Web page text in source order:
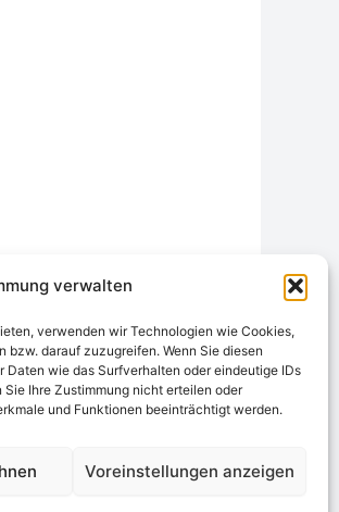
verwalten
verwenden wir Technologien wie Cookies,
bzw. darauf zuzugreifen. Wenn Sie diesen
wie das Surfverhalten oder eindeutige IDs
Ihre Zustimmung nicht erteilen oder
und Funktionen beeinträchtigt werden.
Voreinstellungen anzeigen
und Formular
Datenschutzerklärung